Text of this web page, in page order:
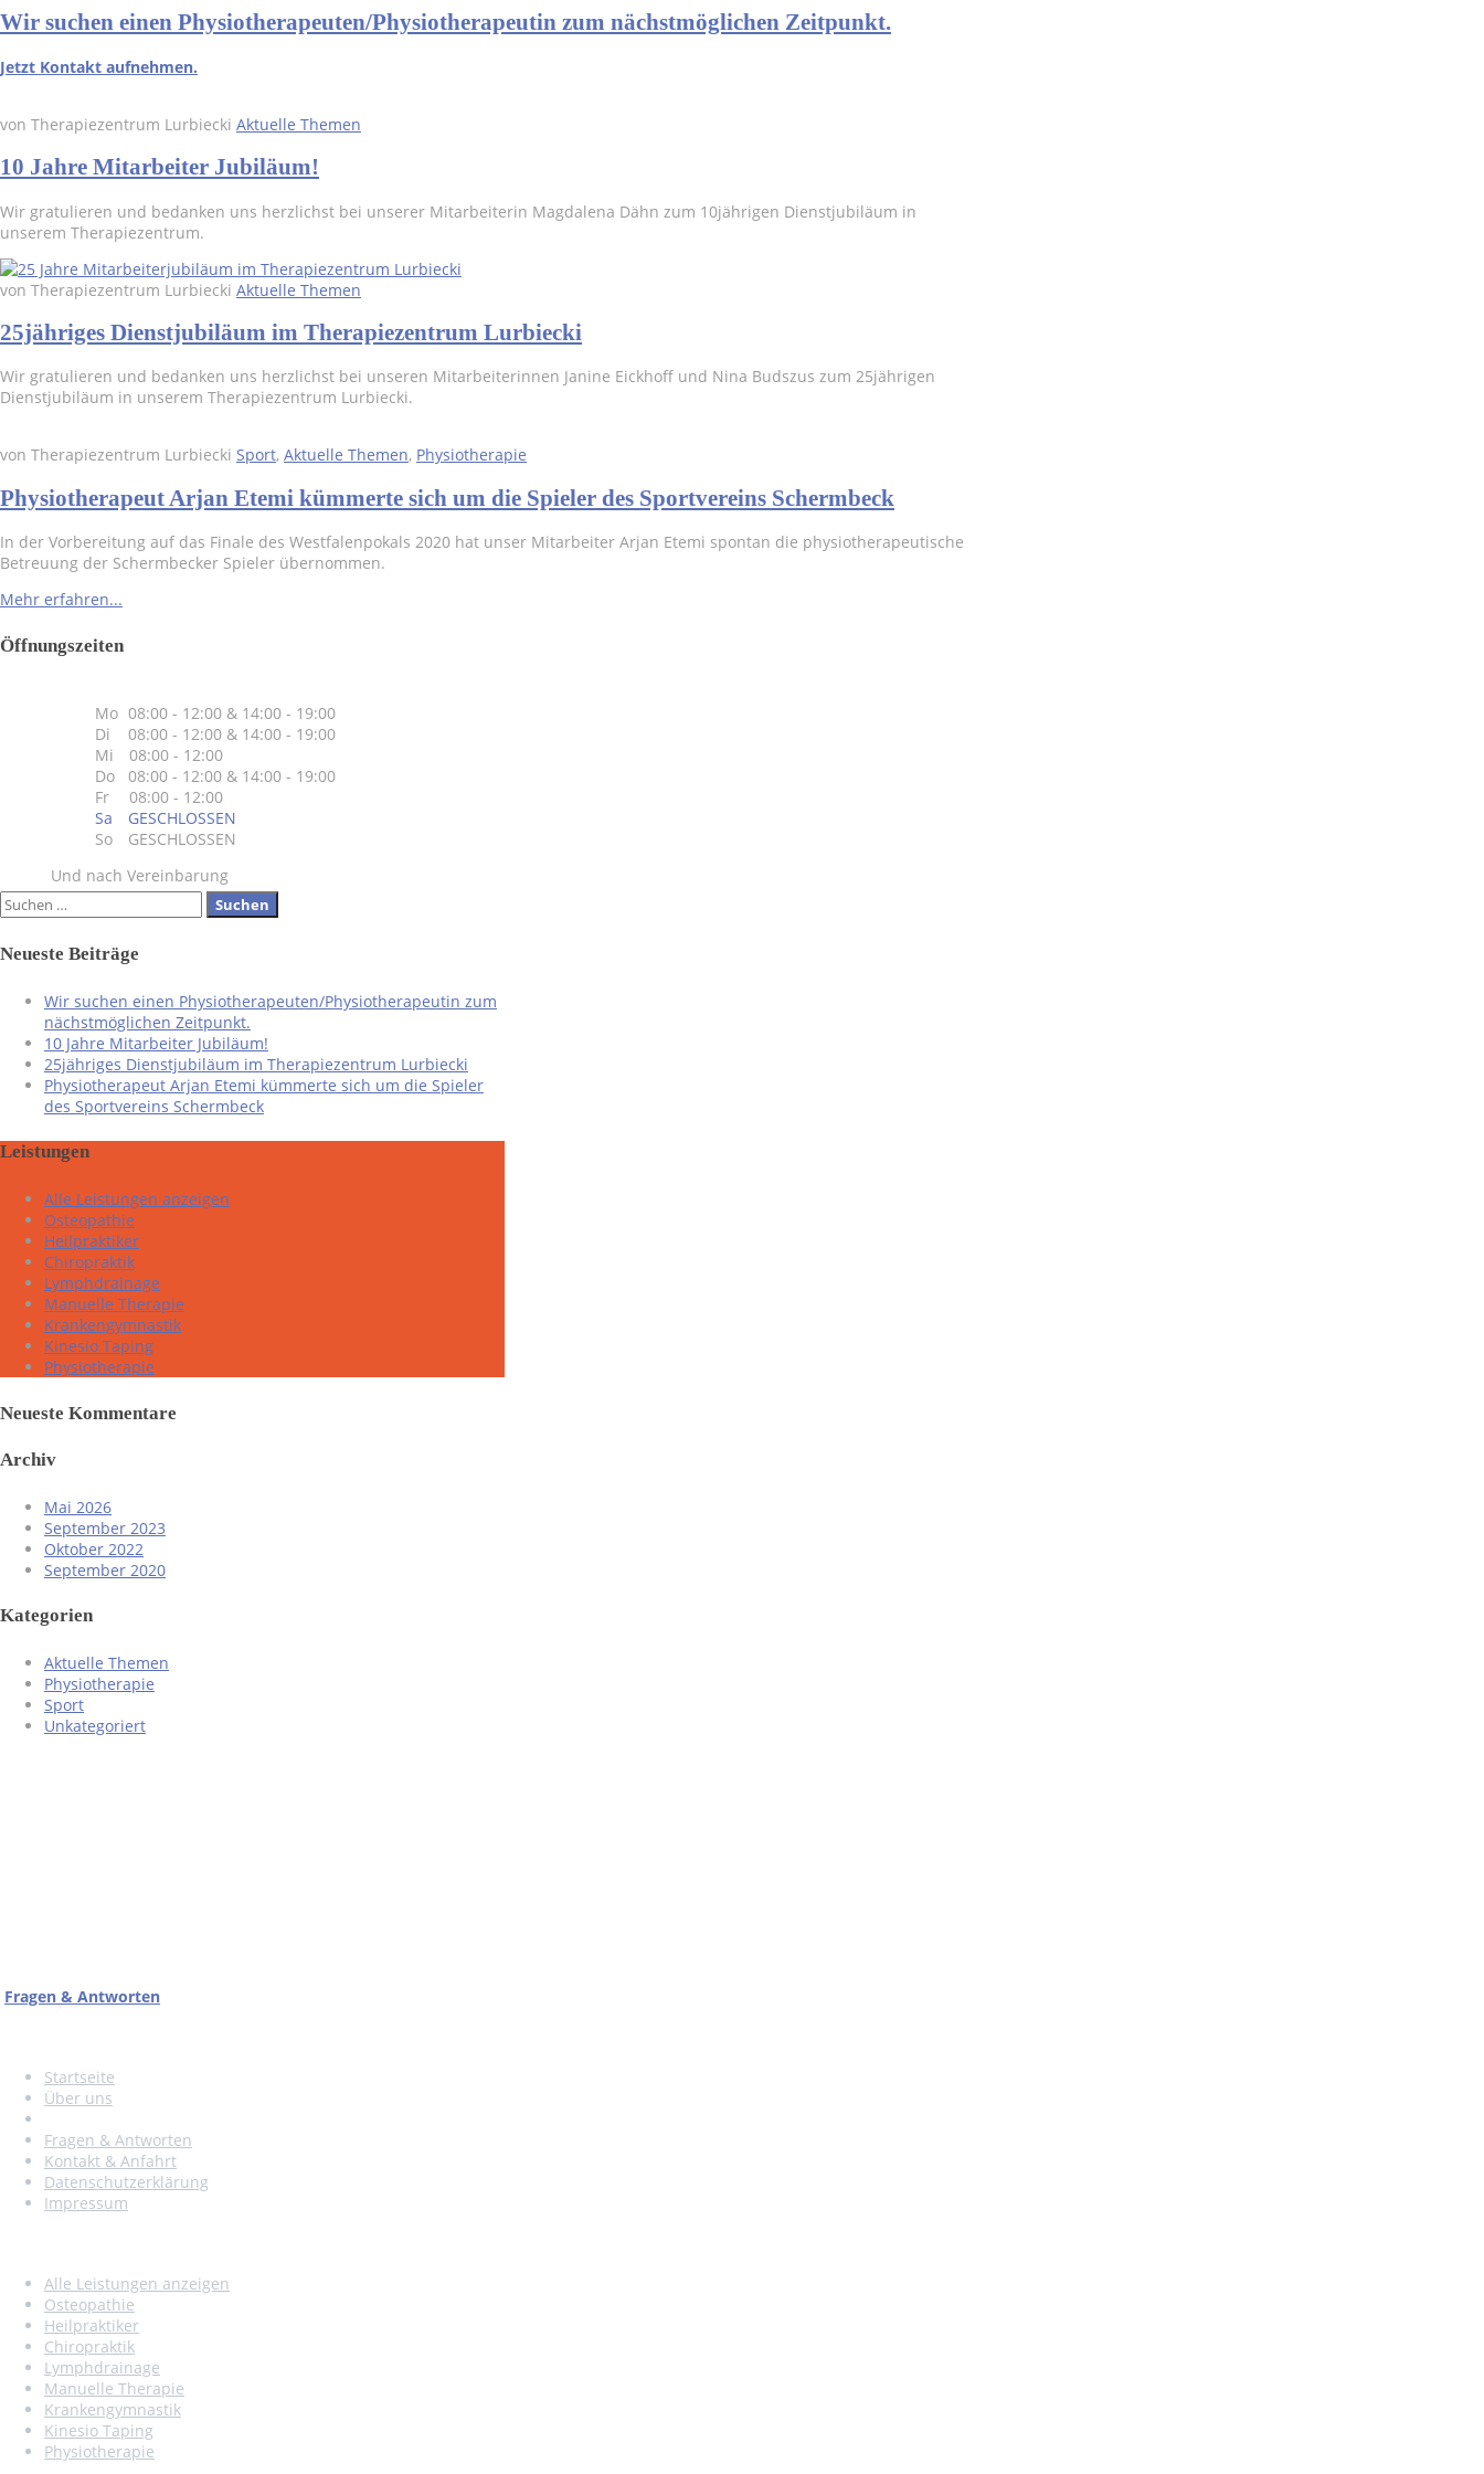
Wir suchen einen Physiotherapeuten/Physiotherapeutin zum nächstmöglichen Zeitpunkt.
Jetzt Kontakt aufnehmen.
von Therapiezentrum Lurbiecki Aktuelle Themen
10 Jahre Mitarbeiter Jubiläum!
Wir gratulieren und bedanken uns herzlichst bei unserer Mitarbeiterin Magdalena Dähn zum 10jährigen Dienstjubiläum in
unserem Therapiezentrum.
von Therapiezentrum Lurbiecki Aktuelle Themen
25jähriges Dienstjubiläum im Therapiezentrum Lurbiecki
Wir gratulieren und bedanken uns herzlichst bei unseren Mitarbeiterinnen Janine Eickhoff und Nina Budszus zum 25jährigen
Dienstjubiläum in unserem Therapiezentrum Lurbiecki.
von Therapiezentrum Lurbiecki Sport, Aktuelle Themen, Physiotherapie
Physiotherapeut Arjan Etemi kümmerte sich um die Spieler des Sportvereins Schermbeck
In der Vorbereitung auf das Finale des Westfalenpokals 2020 hat unser Mitarbeiter Arjan Etemi spontan die physiotherapeutische
Betreuung der Schermbecker Spieler übernommen.
Mehr erfahren...
Öffnungszeiten
Mo 08:00 - 12:00 & 14:00 - 19:00
Di
08:00 - 12:00 & 14:00 - 19:00
Mi & 08:00 - 12:00
Do
08:00 - 12:00 & 14:00 - 19:00
Fr
& 08:00 - 12:00
Sa
GESCHLOSSEN
So
GESCHLOSSEN
Und nach Vereinbarung
Suchen
nach:
Neueste Beiträge
Wir suchen einen Physiotherapeuten/Physiotherapeutin zum
nächstmöglichen Zeitpunkt.
10 Jahre Mitarbeiter Jubiläum!
25jähriges Dienstjubiläum im Therapiezentrum Lurbiecki
Physiotherapeut Arjan Etemi kümmerte sich um die Spieler
des Sportvereins Schermbeck
Leistungen
Alle Leistungen anzeigen
Osteopathie
Heilpraktiker
Chiropraktik
Lymphdrainage
Manuelle Therapie
Krankengymnastik
Kinesio Taping
Physiotherapie
Neueste Kommentare
Archiv
Mai 2026
September 2023
Oktober 2022
September 2020
Kategorien
Aktuelle Themen
Physiotherapie
Sport
Unkategoriert
Fragen & Antworten
Startseite
Über uns
Fragen & Antworten
Kontakt & Anfahrt
Datenschutzerklärung
Impressum
Alle Leistungen anzeigen
Osteopathie
Heilpraktiker
Chiropraktik
Lymphdrainage
Manuelle Therapie
Krankengymnastik
Kinesio Taping
Physiotherapie